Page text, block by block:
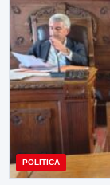
POLITICA